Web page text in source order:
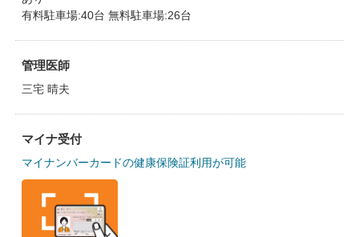
有料駐車場:40台 無料駐車場:26台
管理医師
三宅 晴夫
マイナ受付
マイナンバーカードの健康保険証利用が可能